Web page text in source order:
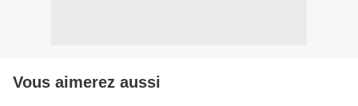
Vous aimerez aussi